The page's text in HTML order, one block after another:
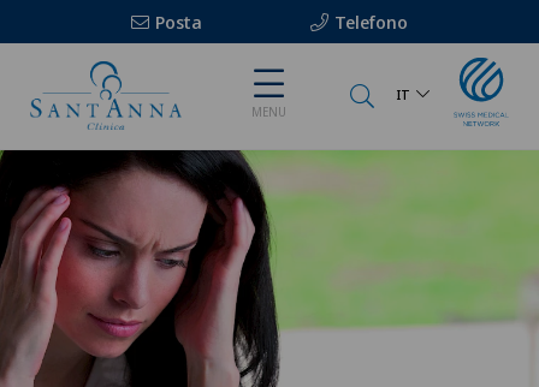
Posta Telefono
MENU
IT